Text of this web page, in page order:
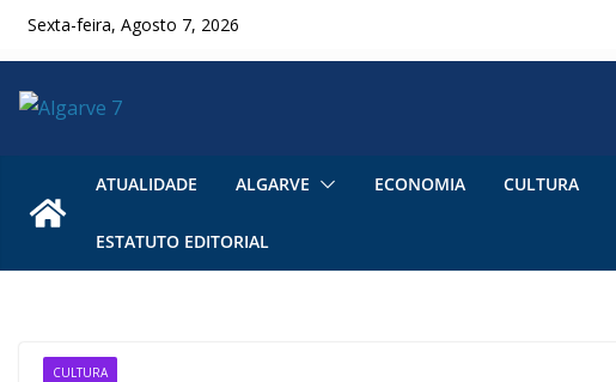
SkipSexta-feira, Agosto 7, 2026
ATUALIDADE ALGARVE ECONOMIA CULTURA
ESTATUTO EDITORIAL
CULTURA